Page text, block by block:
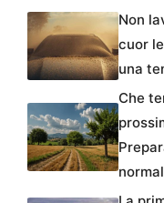
Non
cuor
una
Che